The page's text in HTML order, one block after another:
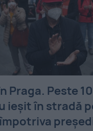
Praga. Peste
ieșit în stradă